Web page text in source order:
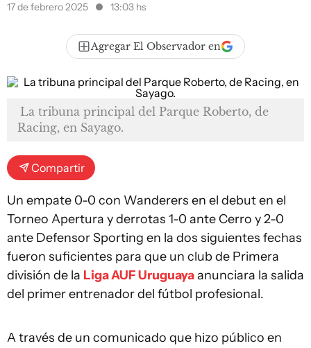
17 de febrero 2025 13:03 hs
Agregar El Observador en
La tribuna principal del Parque Roberto, de
Racing, en Sayago.
Compartir
Un empate 0-0 con Wanderers en el debut en el
Torneo Apertura y derrotas 1-0 ante Cerro y 2-0
ante Defensor Sporting en la dos siguientes fechas
fueron suficientes para que un club de Primera
división de la Liga AUF Uruguayaanunciara la salida
del primer entrenador del fútbol profesional.
A través de un comunicado que hizo público en